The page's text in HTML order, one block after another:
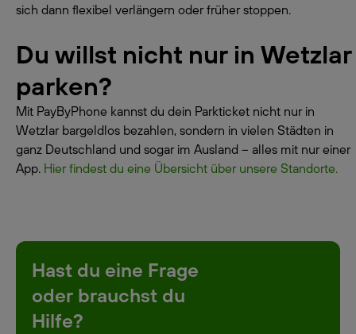
sich dann flexibel verlängern oder früher stoppen.
Du willst nicht nur in Wetzlar
parken?
Mit PayByPhone kannst du dein Parkticket nicht nur in
Wetzlar bargeldlos bezahlen, sondern in vielen Städten in
ganz Deutschland und sogar im Ausland – alles mit nur einer
App. Hier findest du eine Übersicht über unsere Standorte.
Hast du eine Frage
oder brauchst du
Hilfe?